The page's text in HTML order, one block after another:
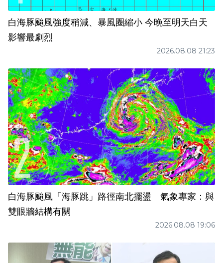
白海豚颱風強度稍減、暴風圈縮小 今晚至明天白天
影響最劇烈
2026.08.08 21:23
白海豚颱風「海豚跳」路徑南北擺盪 氣象專家：與
雙眼牆結構有關
2026.08.08 19:06